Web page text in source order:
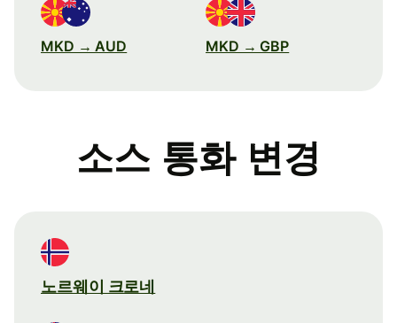
MKD → AUD MKD → GBP
소스 통화 변경
노르웨이 크로네